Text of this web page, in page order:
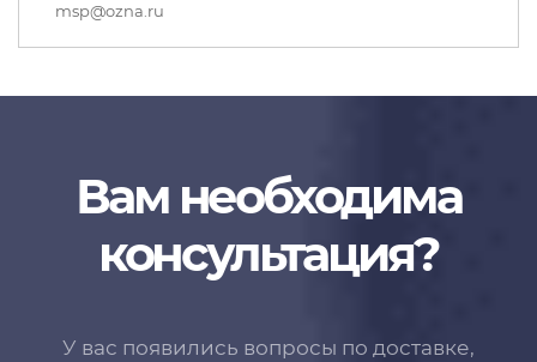
msp@ozna.ru
Вам необходима
консультация?
У вас появились вопросы по доставке,